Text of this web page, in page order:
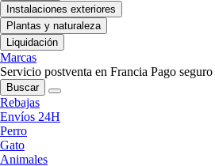
Instalaciones exteriores
Plantas y naturaleza
Liquidación
Marcas
Servicio postventa en Francia Pago seguro
Buscar
Rebajas
Envíos 24H
Perro
Gato
Animales